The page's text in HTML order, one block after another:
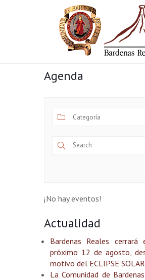
Bardenas
Agenda
¡No hay eventos!
Actualidad
Bardenas Reales
próximo 12 de agosto,
motivo del ECLIPSE
La Comunidad de